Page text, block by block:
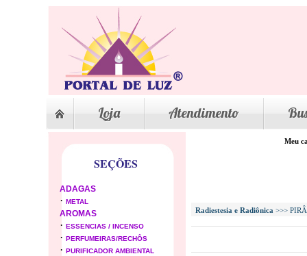
Loja Atendimento
SEÇÕES
ADAGAS
· METAL
AROMAS
· ESSENCIAS / INCENSO
· PERFUMEIRAS/RECHÔS
· PURIFICADOR AMBIENTAL
Meu
Radiestesia e Radiônica >>>